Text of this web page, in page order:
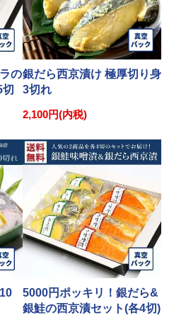
の銀だら西京漬け 極厚切り身
3切れ
2,100円(内税)
5000円ポッキリ！銀だら&
銀鮭の西京漬セット(各4切)